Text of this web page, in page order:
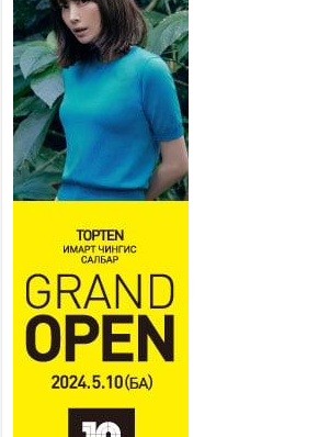
2026 оны 7 сар 29 / 9 цаг 52 минут
“СМАРТ СЭЛБЭ СИТИ”-Г
ЗОРИЛТОТ БҮЛЭГТ ХҮРГЭХ
ХҮРЭЭНД МКВ-ИЙН ҮНИЙГ
БУУЛГАХ ҮҮРЭГ ӨГӨВ
2026 оны 7 сар 28 / 16 цаг 47 минут
Эдийн засгийн эрх чөлөөний тухай хуулийн үр
дүнд хөрөнгө оруулалтын таатай орчин бүрдэнэ
Нийгмийн чиглэлийн төслүүдийн санхүүжилтэд
хийгдэж буй шалгалтын улмаас сургуулийн
бүтээн байгуулалтын төслийн ашиглалтад орох
хугацаа хойшилж байна
2026 оны 7 сар 28 / 14 цаг 33 минут
Хан-Уул дүүргийн 4 дүгээр хороонд баригдсан
960 хүүхдийн хүчин чадалтай сургуулийн
2026 оны 7 сар 28 / 14 цаг 29 минут